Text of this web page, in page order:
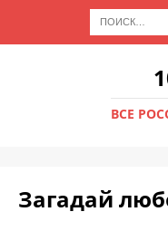
ВСЕ
Загадай